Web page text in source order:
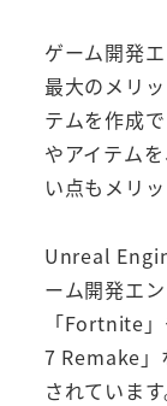
ゲーム開発
最大のメリ
テムを作成
やアイテム
い点もメリッ
Unreal
ーム開発エン
「Fortnite
7 Remake」
されています